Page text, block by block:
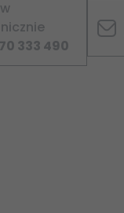
333 490